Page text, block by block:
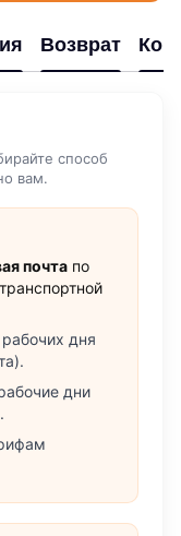
Возврат
способ
вам.
почта по
дня
дни